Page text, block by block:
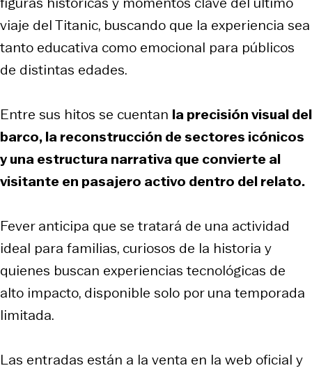
viaje del Titanic, buscando que la experiencia sea
tanto educativa como emocional para públicos
de distintas edades.
Entre sus hitos se cuentan la precisión visual del
barco, la reconstrucción de sectores icónicos
y una estructura narrativa que convierte al
visitante en pasajero activo dentro del relato.
Fever anticipa que se tratará de una actividad
ideal para familias, curiosos de la historia y
quienes buscan experiencias tecnológicas de
alto impacto, disponible solo por una temporada
limitada.
Las entradas están a la venta en la web oficial y